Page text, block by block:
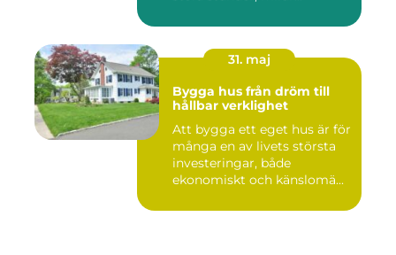
31. maj
Bygga hus från dröm till
hållbar verklighet
Att bygga ett eget hus är för
många en av livets största
investeringar, både
ekonomiskt och känslomä...